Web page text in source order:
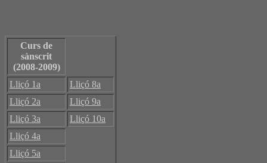
Curs de
sànscrit
(2008-2009)
Lliçó 1a
Lliçó 8a
Lliçó 2a
Lliçó 9a
Lliçó 3a
Lliçó 10a
Lliçó 4a
Lliçó 5a